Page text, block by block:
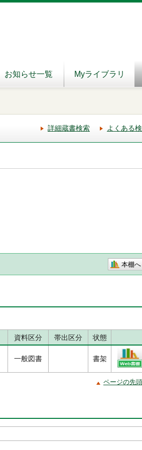
お知らせ一覧 Myライブラリ
詳細蔵書検索 よくある
本棚へ
資料区分 帯出区分 状態
一般図書 書架
ページの先